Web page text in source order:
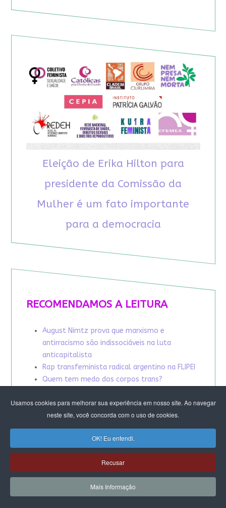
Usamos cookies para melhorar sua experiência em nosso site. Ao navegar
neste site, você concorda com o uso de cookies.
OK! Eu entendi.
Recusar
Mais Informação
Eleição de Erika Hilton para
presidente da Comissão da
Mulher é um fato importante
para a democracia
RECOMENDAMOS A LEITURA
August Nimtz prova que marxismo e
antirracismo são indissociáveis na luta
anticapitalista
Rap transfeminista radical argentino na FLIPEI
Quem tem medo dos corpos trans?
Congresso ameaçam a democracia
A revolução de Milton Santos